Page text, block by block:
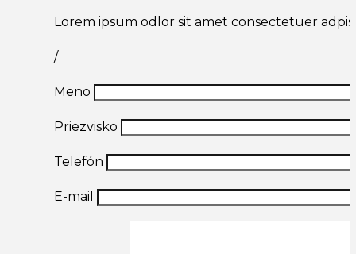
Lorem ipsum odlor sit amet consectetuer
/
Meno
Priezvisko
Telefón
E-mail